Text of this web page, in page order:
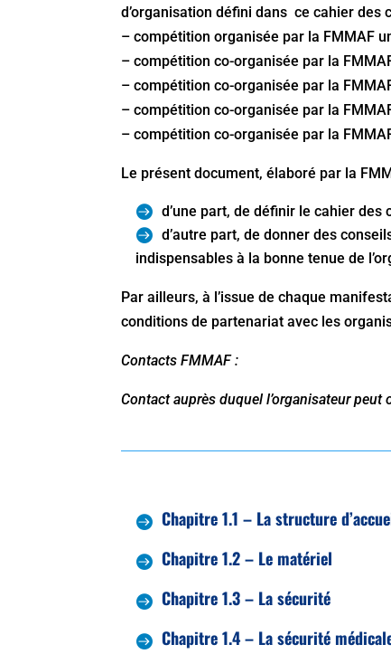
d’organisation défini dans ce cahier des
– compétition organisée par la FMMAF
– compétition co-organisée par la
– compétition co-organisée par la
– compétition co-organisée par la
– compétition co-organisée par la
Le présent document, élaboré par la
d’une part, de définir le cahier des
d’autre part, de donner des
indispensables à la bonne tenue de
Par ailleurs, à l’issue de chaque
conditions de partenariat avec les
Contacts FMMAF :
Contact auprès duquel l’organisateur
Chapitre 1.1 – La structure
Chapitre 1.2 – Le matériel
Chapitre 1.3 – La sécurité
Chapitre 1.4 – La sécurité